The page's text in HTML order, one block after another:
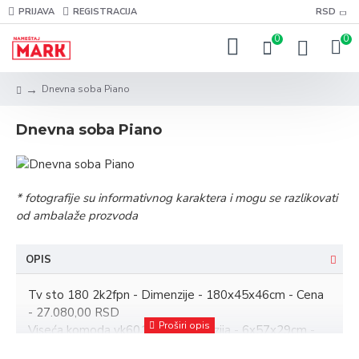
PRIJAVA REGISTRACIJA RSD
0 0
Dnevna soba Piano
Dnevna soba Piano
* fotografije su informativnog karaktera i mogu se razlikovati
od ambalaže prozvoda
OPIS
Tv sto 180 2k2fpn - Dimenzije - 180x45x46cm - Cena
- 27.080,00 RSD
Viseća komoda vk601kpn - Dimenzija - 6x57x29cm -